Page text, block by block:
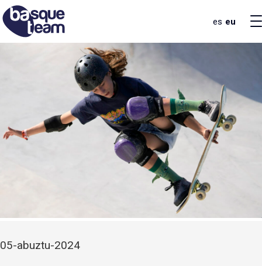
es eu
05-abuztu-2024